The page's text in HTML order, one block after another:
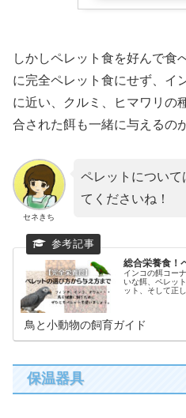
しかしペレット食を好んで食
に完全ペレット食にせず、イ
に近い、クルミ、ヒマワリの
合された餌も一緒に与えるの
セネきち
ペレットについて
てくださいね！
総合栄養食！
インコの餌コー
いな餌、ペレッ
ット、そして正
鳥と小動物の飼育ガイド
保温器具